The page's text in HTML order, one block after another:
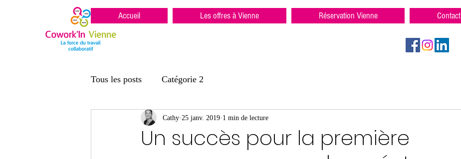
Accueil Les offres à Vienne Réservation Vienne Contact
Tous les posts Catégorie 2
Un succès pour la première
Cathy 25 janv. 2019 1 min de lecture